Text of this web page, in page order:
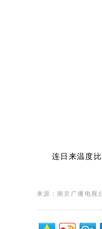
连日来温度
来源：南京广播电视